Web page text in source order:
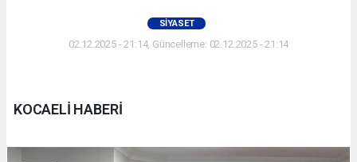
SIYASET
02.12.2025 - 21:14, Güncelleme: 02.12.2025 - 21:14
KOCAELİ HABERİ